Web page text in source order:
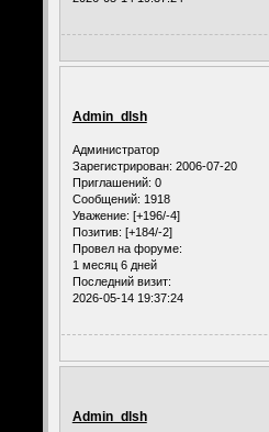
Admin_dlsh
Администратор
Зарегистрирован: 2006-07-20
Приглашений: 0
Сообщений: 1918
Уважение: [+196/-4]
Позитив: [+184/-2]
Провел на форуме:
1 месяц 6 дней
Последний визит:
2026-05-14 19:37:24
Admin_dlsh